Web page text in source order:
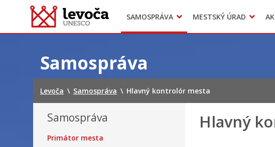
SAMOSPRÁVA
Dokumenty mestaMESTSKÝ ÚRAD
Projekty
Doprava
Samospráva
Levoča \ Samospráva \ Hlavný kontrolór mesta
Samospráva
Primátor mesta
Hlavný